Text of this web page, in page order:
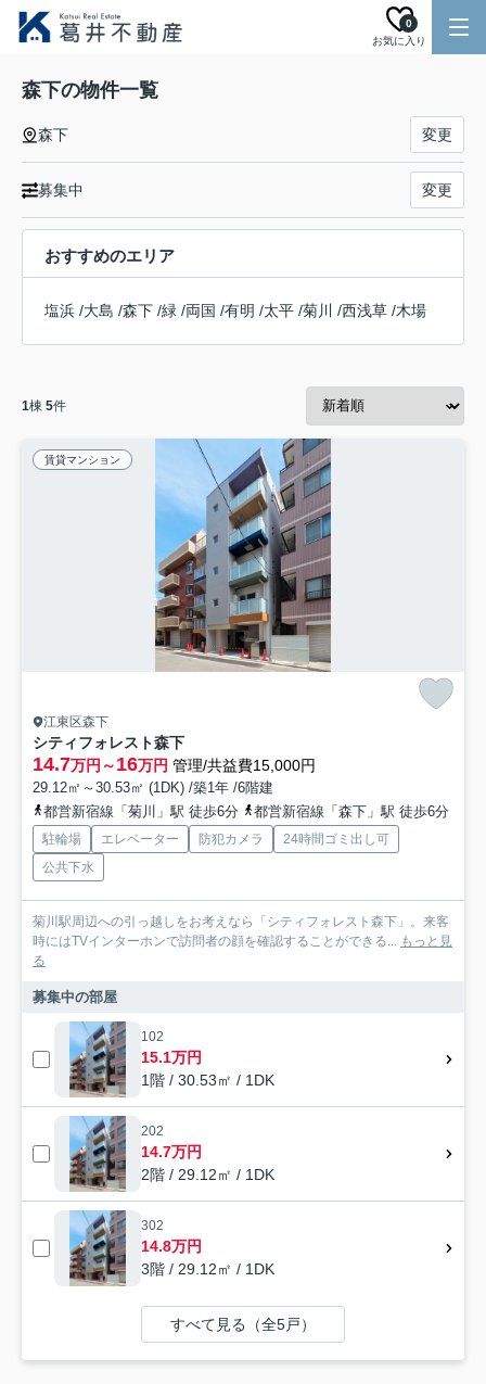
お気に入り
0
森下の物件一覧
森下 変更
募集中 変更
おすすめのエリア
塩浜 /大島 /森下 /緑 /両国 /有明 /太平 /菊川 /西浅草 /木場
1棟 5件
賃貸マンション
江東区森下
シティフォレスト森下
14.7万円～16万円 管理/共益費15,000円
29.12㎡～30.53㎡ (1DK) /築1年 /6階建
都営新宿線「菊川」駅 徒歩6分
都営新宿線「森下」駅 徒歩6分
駐輪場 エレベーター 防犯カメラ
24時間ゴミ出し可
公共下水
菊川駅周辺への引っ越しをお考えなら「シティフォレスト森下」。来客
時にはTVインターホンで訪問者の顔を確認することができる... もっと見
る
募集中の部屋
102
15.1万円
1階 / 30.53㎡ / 1DK
202
14.7万円
2階 / 29.12㎡ / 1DK
302
14.8万円
3階 / 29.12㎡ / 1DK
すべて見る（全5戸）